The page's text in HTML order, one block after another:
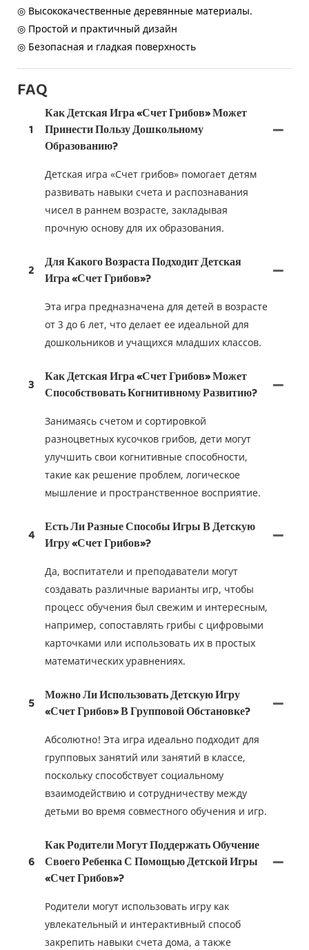
◎ Высококачественные деревянные материалы.
◎ Простой и практичный дизайн
◎ Безопасная и гладкая поверхность
FAQ
1
Как Детская Игра «Счет Грибов» Может
Принести Пользу Дошкольному
Образованию?
Детская игра «Счет грибов» помогает детям
развивать навыки счета и распознавания
чисел в раннем возрасте, закладывая
прочную основу для их образования.
2
Для Какого Возраста Подходит Детская
Игра «Счет Грибов»?
Эта игра предназначена для детей в возрасте
от 3 до 6 лет, что делает ее идеальной для
дошкольников и учащихся младших классов.
3
Как Детская Игра «Счет Грибов» Может
Способствовать Когнитивному Развитию?
Занимаясь счетом и сортировкой
разноцветных кусочков грибов, дети могут
улучшить свои когнитивные способности,
такие как решение проблем, логическое
мышление и пространственное восприятие.
4
Есть Ли Разные Способы Игры В Детскую
Игру «Счет Грибов»?
Да, воспитатели и преподаватели могут
создавать различные варианты игр, чтобы
процесс обучения был свежим и интересным,
например, сопоставлять грибы с цифровыми
карточками или использовать их в простых
математических уравнениях.
5
Можно Ли Использовать Детскую Игру
«Счет Грибов» В Групповой Обстановке?
Абсолютно! Эта игра идеально подходит для
групповых занятий или занятий в классе,
поскольку способствует социальному
взаимодействию и сотрудничеству между
детьми во время совместного обучения и игр.
6
Как Родители Могут Поддержать Обучение
Своего Ребенка С Помощью Детской Игры
«Счет Грибов»?
Родители могут использовать игру как
увлекательный и интерактивный способ
закрепить навыки счета дома, а также